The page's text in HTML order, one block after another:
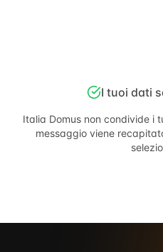
I tuoi dati
Italia Domus non condivide i
messaggio viene